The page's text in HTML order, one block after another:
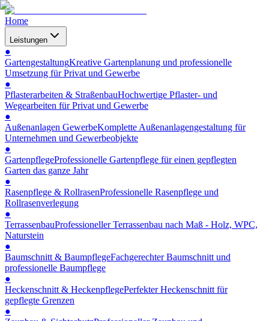
Home
Leistungen
●
GartengestaltungKreative Gartenplanung und professionelle
Umsetzung für Privat und Gewerbe
●
Pflasterarbeiten & StraßenbauHochwertige Pflaster- und
Wegearbeiten für Privat und Gewerbe
●
Außenanlagen GewerbeKomplette Außenanlagengestaltung für
Unternehmen und Gewerbeobjekte
●
GartenpflegeProfessionelle Gartenpflege für einen gepflegten
Garten das ganze Jahr
●
Rasenpflege & RollrasenProfessionelle Rasenpflege und
Rollrasenverlegung
●
TerrassenbauProfessioneller Terrassenbau nach Maß - Holz, WPC,
Naturstein
●
Baumschnitt & BaumpflegeFachgerechter Baumschnitt und
professionelle Baumpflege
●
Heckenschnitt & HeckenpflegePerfekter Heckenschnitt für
gepflegte Grenzen
●